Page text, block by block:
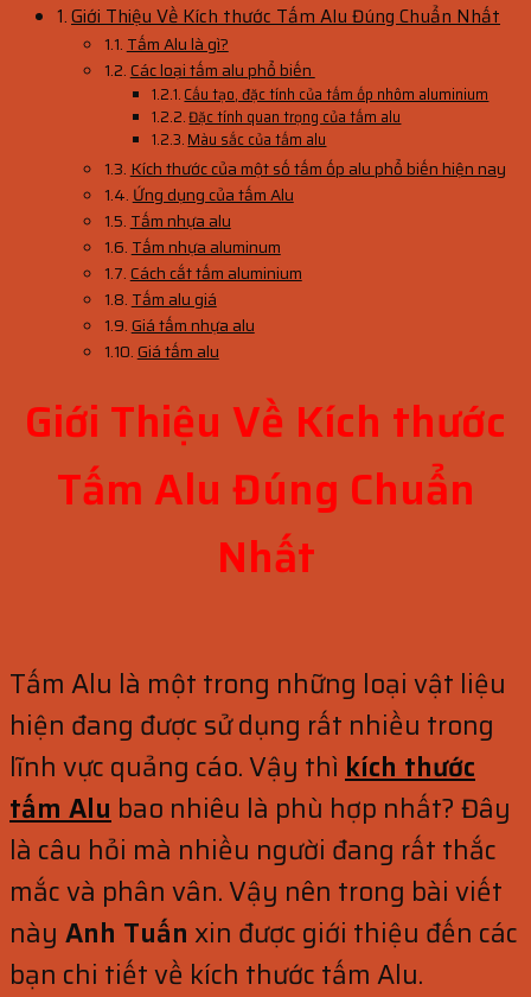
Giới Thiệu Về Kích thước Tấm Alu Đúng Chuẩn Nhất
Tấm Alu là gì?
Các loại tấm alu phổ biến
Cấu tạo, đặc tính của tấm ốp nhôm aluminium
Đặc tính quan trọng của tấm alu
Màu sắc của tấm alu
Kích thước của một số tấm ốp alu phổ biến hiện nay
Ứng dụng của tấm Alu
Tấm nhựa alu
Tấm nhựa aluminum
Cách cắt tấm aluminium
Tấm alu giá
Giá tấm nhựa alu
Giá tấm alu
Giới Thiệu Về Kích thước
Tấm Alu Đúng Chuẩn
Nhất
Tấm Alu là một trong những loại vật liệu
hiện đang được sử dụng rất nhiều trong
lĩnh vực quảng cáo. Vậy thì kích thước
tấm Alu bao nhiêu là phù hợp nhất? Đây
là câu hỏi mà nhiều người đang rất thắc
mắc và phân vân. Vậy nên trong bài viết
này Anh Tuấn xin được giới thiệu đến các
bạn chi tiết về kích thước tấm Alu.